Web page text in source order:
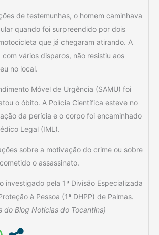
de testemunhas, o homem caminhava
quando foi surpreendido por dois
que já chegaram atirando. A
vários disparos, não resistiu aos
no local.
Móvel de Urgência (SAMU) foi
o óbito. A Polícia Científica esteve no
da perícia e o corpo foi encaminhado
Legal (IML).
sobre a motivação do crime ou sobre
o assassinato.
investigado pela 1ª Divisão Especializada
à Pessoa (1ª DHPP) de Palmas.
do Blog Notícias do Tocantins)